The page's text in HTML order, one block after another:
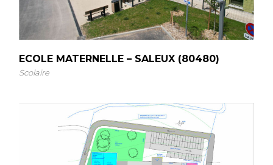
ECOLE MATERNELLE – SALEUX (80480)
Scolaire